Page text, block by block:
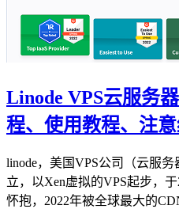
Linode VPS云服务
程、使用教程、注
linode，美国VPS公司（云服
立，以Xen虚拟的VPS起步，
怀抱，2022年被全球最大的